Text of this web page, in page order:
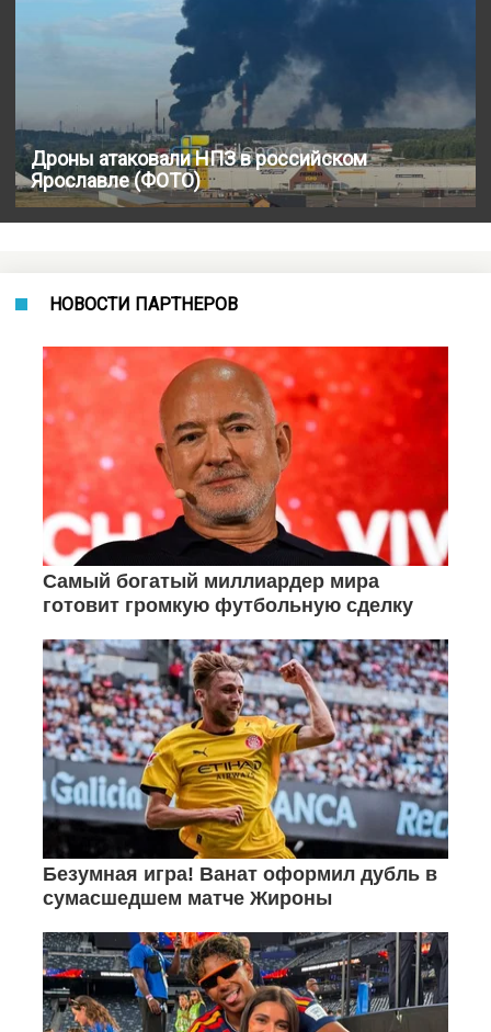
Дроны атаковали НПЗ в российском
Ярославле (ФОТО)
НОВОСТИ ПАРТНЕРОВ